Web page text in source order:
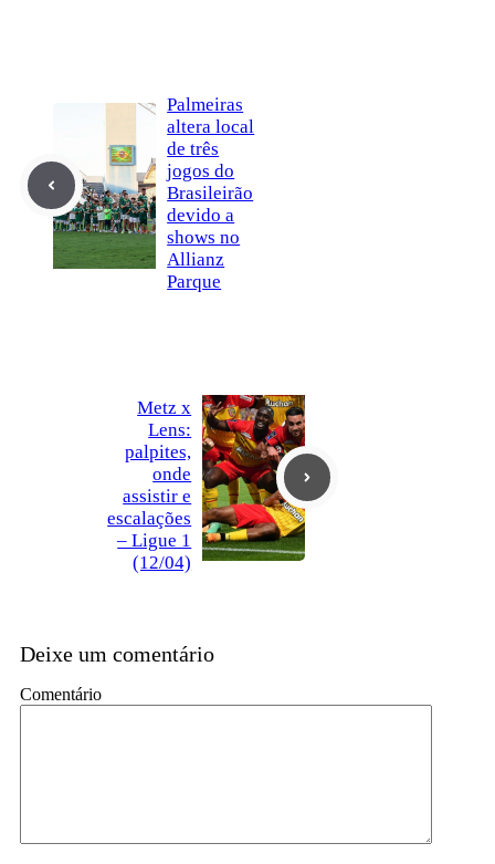
Palmeiras
altera local
de três
jogos do
Brasileirão
devido a
shows no
Allianz
Parque
Metz x
Lens:
palpites,
onde
assistir e
escalações
– Ligue 1
(12/04)
Deixe um comentário
Comentário